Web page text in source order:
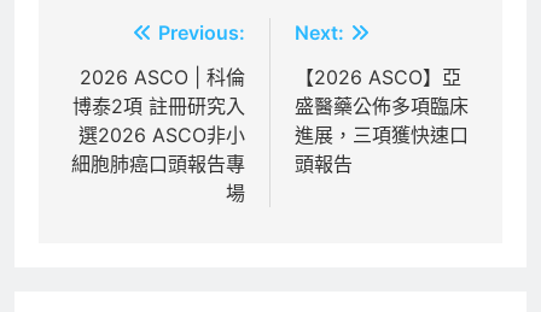
章
導
覽
Previous:
2026 ASCO | 科倫
博泰2項 註冊研究入
選2026 ASCO非小
細胞肺癌口頭報告專
場
Next:
【2026 ASCO】亞
盛醫藥公佈多項臨床
進展，三項獲快速口
頭報告